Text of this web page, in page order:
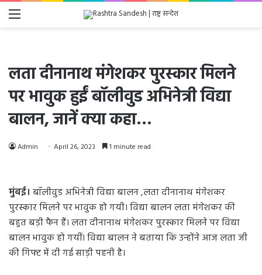
Menu
लता दीनानाथ मंगेशकर पुरस्कार मिलने
पर भावुक हुईं बॉलीवुड अभिनेत्री विद्या
बालन, जानें क्या कहा…
Admin April 26, 2023 1 minute read
मुंबई। बॉलीवुड अभिनेत्री विद्या बालन ,लता दीनानाथ मंगेशकर
पुरस्कार मिलने पर भावुक हो गयी। विद्या बालन लता मंगेशकर की
बहुत बड़ी फैन हैं। लता दीनानाथ मंगेशकर पुरस्कार मिलने पर विद्या
बालन भावुक हो गयीं। विद्या बालन ने बताया कि उन्होंने आज लता जी
की गिफ्ट में दी गई साड़ी पहनी है।